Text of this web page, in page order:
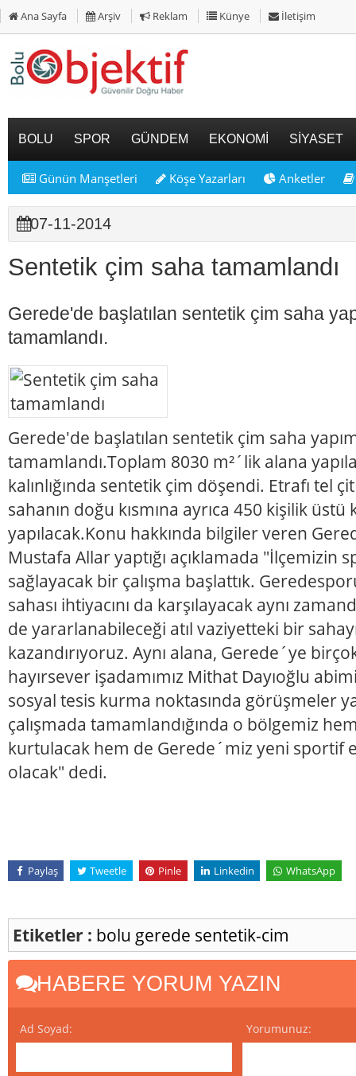
Ana Sayfa Arşiv Reklam Künye İletişim
BOLU SPOR GÜNDEM EKONOMİ SİYASET
Günün Manşetleri Köşe Yazarları Anketler
07-11-2014
Sentetik çim saha tamamlandı
Gerede'de başlatılan sentetik çim saha
tamamlandı.
Gerede'de başlatılan sentetik çim saha
tamamlandı.Toplam 8030 m²´lik alana
kalınlığında sentetik çim döşendi. Etrafı tel
sahanın doğu kısmına ayrıca 450 kişilik üstü
yapılacak.Konu hakkında bilgiler veren
Mustafa Allar yaptığı açıklamada "İlçemizin
sağlayacak bir çalışma başlattık.
sahası ihtiyacını da karşılayacak aynı
de yararlanabileceği atıl vaziyetteki bir
kazandırıyoruz. Aynı alana, Gerede´ye
hayırsever işadamımız Mithat Dayıoğlu
sosyal tesis kurma noktasında görüşmeler
çalışmada tamamlandığında o bölgemiz
kurtulacak hem de Gerede´miz yeni sportif
olacak" dedi.
Paylaş Tweetle Pinle Linkedin WhatsApp
Etiketler : bolu gerede sentetik-cim
HABERE YORUM YAZIN
Ad Soyad: Yorumunuz: